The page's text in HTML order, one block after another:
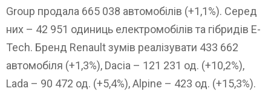
Group продала 665 038 автомобілів (+1,1%). Серед
них – 42 951 одиниць електромобілів та гібридів E-
Tech. Бренд Renault зумів реалізувати 433 662
автомобіля (+1,3%), Dacia – 121 231 од. (+10,2%),
Lada – 90 472 од. (+5,4%), Alpine – 423 од. (+15,3%).